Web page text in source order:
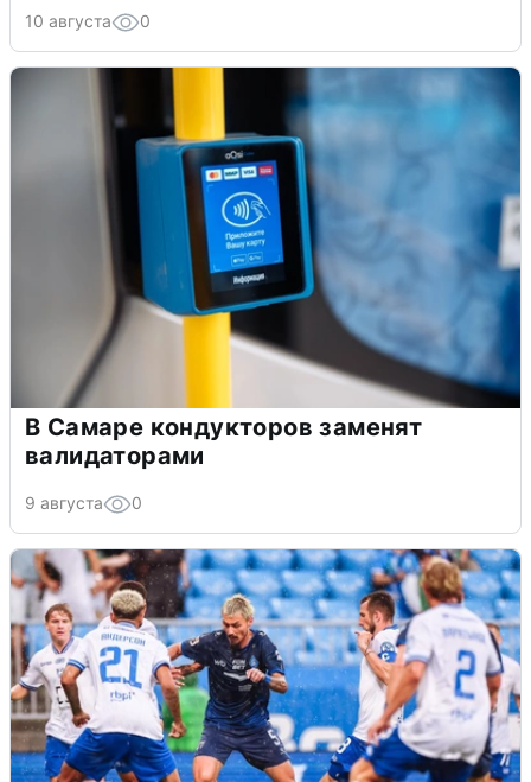
10 августа 0
В Самаре кондукторов заменят
валидаторами
9 августа 0